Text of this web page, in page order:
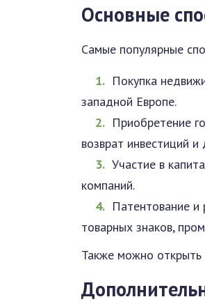
Основные
Самые популярные
Покупка
западной Европе.
Приобретение
возврат инвестиций
Участие в
компаний.
Патентование и
товарных знаков,
Также можно открыть